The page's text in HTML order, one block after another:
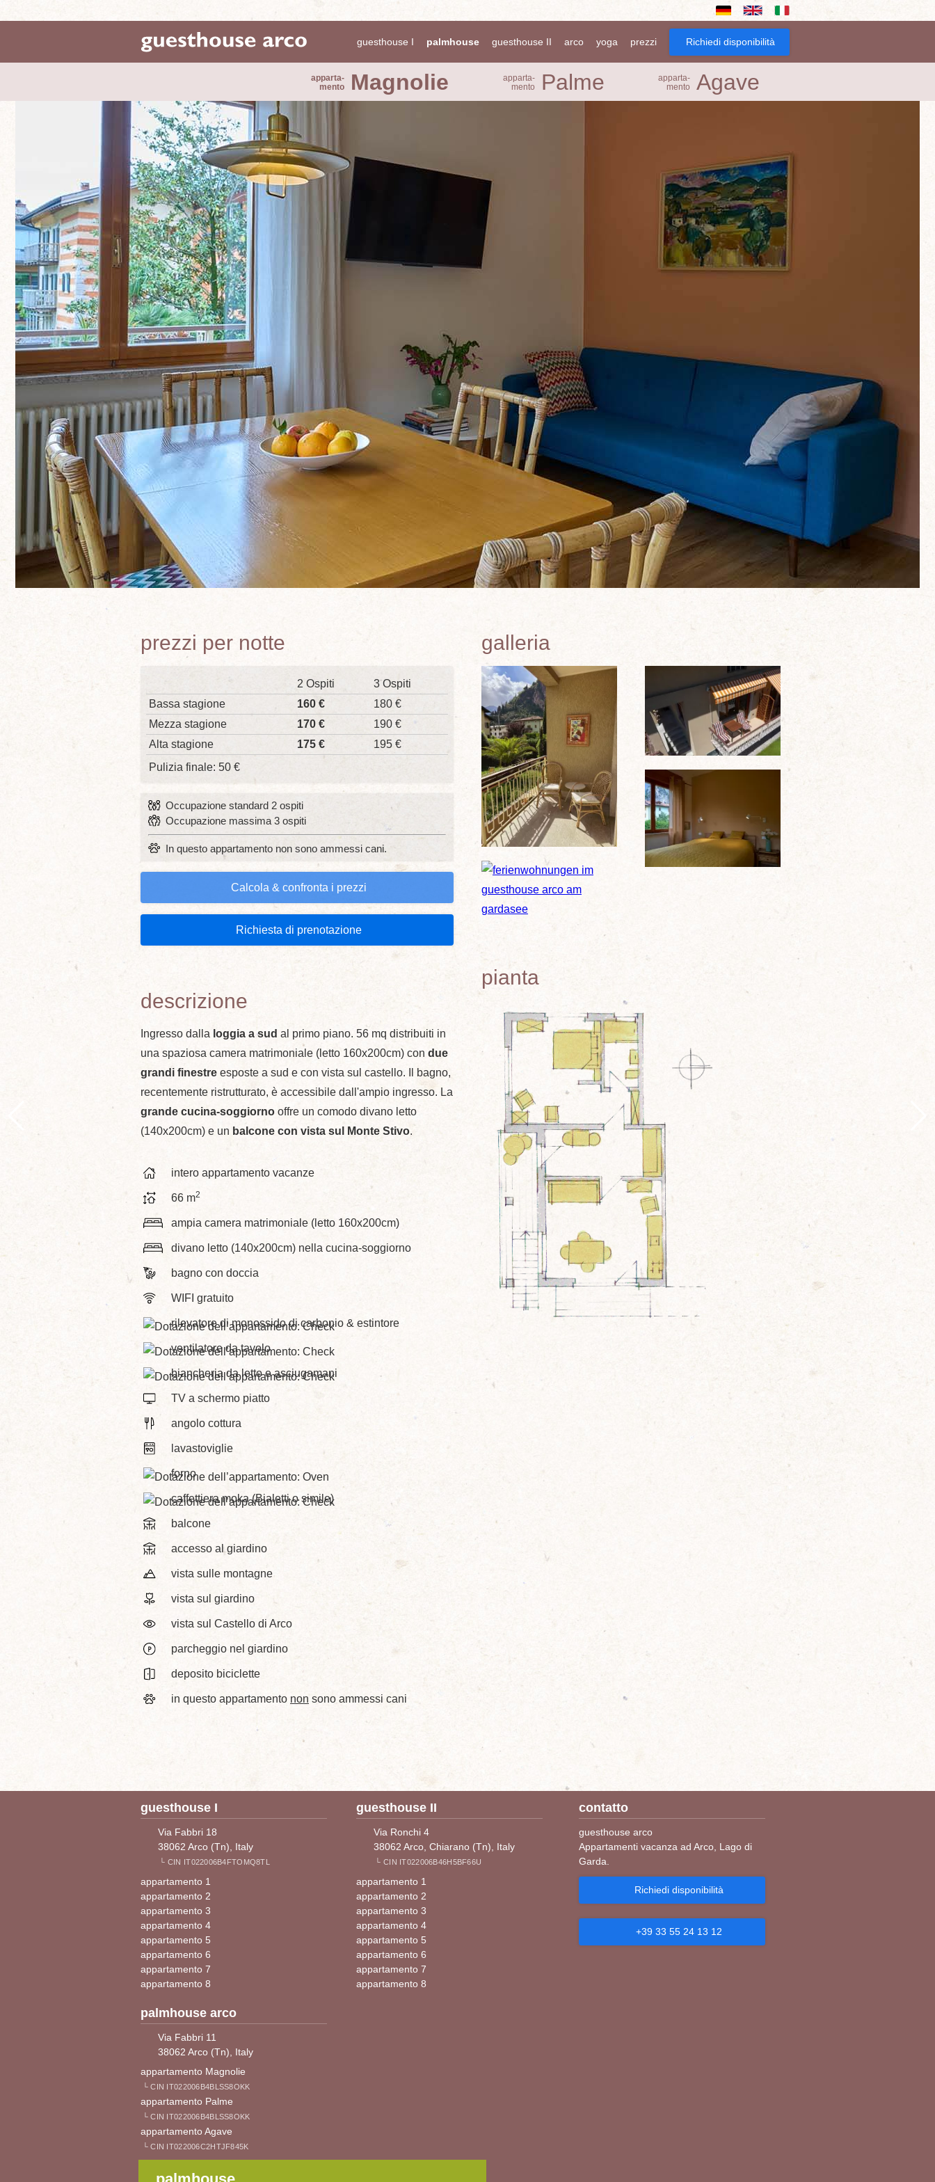
guesthouse I palmhouse
apparta­
mento
Magnolie
apparta­
mento
Palme
apparta­
mento
Agave
guesthouse II arco yoga prezzi Richiedi disponibilità
prezzi per notte
2 Ospiti
3 Ospiti
Bassa stagione
160 €
180 €
Mezza stagione
170 €
190 €
Alta stagione
175 €
195 €
Pulizia finale: 50 €
Occupazione standard 2 ospiti
Occupazione massima 3 ospiti
In questo appartamento non sono ammessi cani.
Calcola & confronta i prezzi
Richiesta di prenotazione
descrizione
Ingresso dalla loggia a sud al primo piano. 56 mq distribuiti in
una spaziosa camera matrimoniale (letto 160x200cm) con due
grandi finestre esposte a sud e con vista sul castello. Il bagno,
recentemente ristrutturato, è accessibile dall'ampio ingresso. La
grande cucina-soggiorno offre un comodo divano letto
(140x200cm) e un balcone con vista sul Monte Stivo.
intero appartamento vacanze
66 m2
ampia camera matrimoniale (letto 160x200cm)
divano letto (140x200cm) nella cucina-soggiorno
bagno con doccia
WIFI gratuito
rilevatore di monossido di carbonio & estintore
ventilatore da tavolo
biancheria da letto e asciugamani
TV a schermo piatto
angolo cottura
lavastoviglie
forno
caffettiera moka (Bialetti o simile)
balcone
accesso al giardino
vista sulle montagne
vista sul giardino
vista sul Castello di Arco
parcheggio nel giardino
deposito biciclette
in questo appartamento non sono ammessi cani
galleria
pianta
contatto
guesthouse arco
Appartamenti vacanza ad Arco, Lago di
Garda.
Richiedi disponibilità
+39 33 55 24 13 12
guesthouse I
Via Fabbri 18
38062 Arco (Tn), Italy
└ CIN IT022006B4FTOMQ8TL
appartamento 1
appartamento 2
appartamento 3
appartamento 4
appartamento 5
appartamento 6
appartamento 7
appartamento 8
palmhouse arco
Via Fabbri 11
38062 Arco (Tn), Italy
appartamento Magnolie
└ CIN IT022006B4BLSS8OKK
appartamento Palme
└ CIN IT022006B4BLSS8OKK
appartamento Agave
└ CIN IT022006C2HTJF845K
guesthouse II
Via Ronchi 4
38062 Arco, Chiarano (Tn), Italy
└ CIN IT022006B46H5BF66U
appartamento 1
appartamento 2
appartamento 3
appartamento 4
appartamento 5
appartamento 6
appartamento 7
appartamento 8